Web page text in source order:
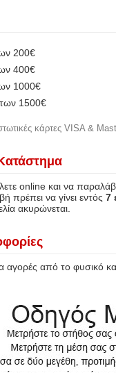
200€
400€
1000€
1500€
κάρτες VISA &
online και να
πρέπει να γίνει εντός 7
ακυρώνεται.
αγορές από το φυσικό